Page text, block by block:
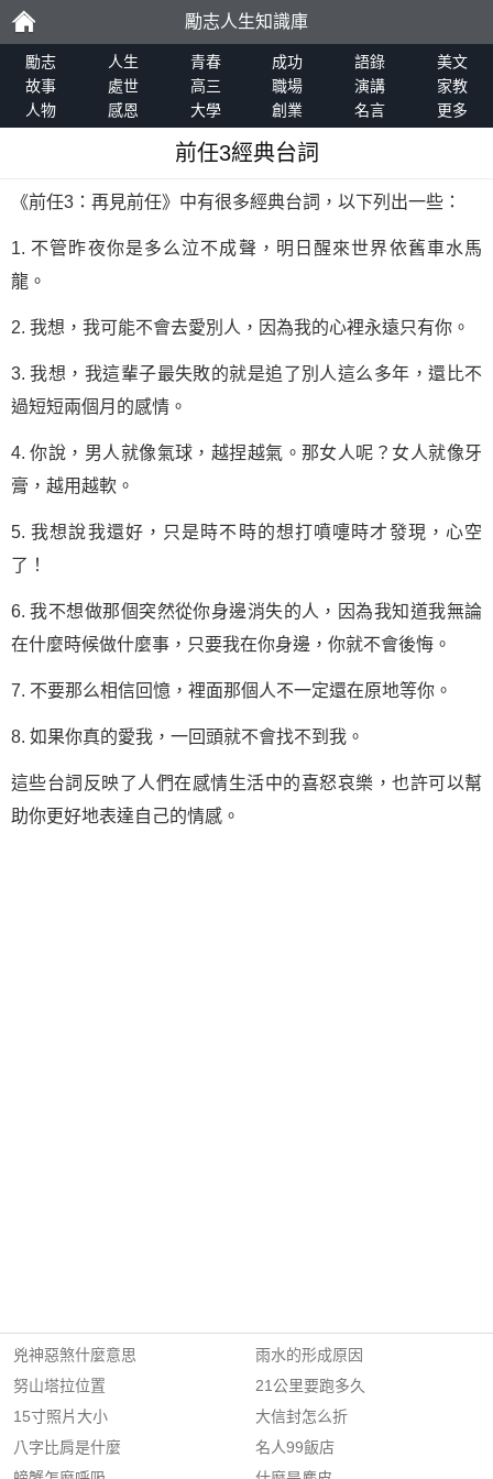
勵
志
勵志人生知識庫
勵志 人生 青春 成功 語錄
美文
故事
處世 高三 職場 演講
家教
人物
感恩 大學 創業 名言 更多
前任3經典台詞
《前任3：再見前任》中有很多經典台詞，以下列出一些：
1. 不管昨夜你是多么泣不成聲，明日醒來世界依舊車水馬
龍。
2. 我想，我可能不會去愛別人，因為我的心裡永遠只有你。
3. 我想，我這輩子最失敗的就是追了別人這么多年，還比不
過短短兩個月的感情。
4. 你說，男人就像氣球，越捏越氣。那女人呢？女人就像牙
膏，越用越軟。
5. 我想說我還好，只是時不時的想打噴嚏時才發現，心空
了！
6. 我不想做那個突然從你身邊消失的人，因為我知道我無論
在什麼時候做什麼事，只要我在你身邊，你就不會後悔。
7. 不要那么相信回憶，裡面那個人不一定還在原地等你。
8. 如果你真的愛我，一回頭就不會找不到我。
這些台詞反映了人們在感情生活中的喜怒哀樂，也許可以幫
助你更好地表達自己的情感。
兇神惡煞什麼意思
努山塔拉位置
15寸照片大小
八字比肩是什麼
雨水的形成原因
21公里要跑多久
大信封怎么折
名人99飯店